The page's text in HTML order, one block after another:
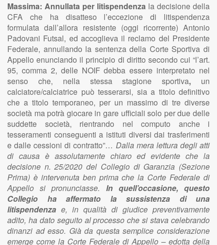
Massima: Annullata per litispendenza la decisione della
CFA che ha disatteso l’eccezione di litispendenza
formulata dall’allora resistente (oggi ricorrente) Antonio
Padovani Futsal, ed accoglieva il reclamo del Presidente
Federale, annullando la sentenza della Corte Sportiva di
Appello enunciando il principio di diritto secondo cui “l’art.
95, comma 2, delle NOIF debba essere interpretato nel
senso che, nella stessa stagione sportiva, un
calciatore/calciatrice può tesserarsi, sia a titolo definitivo
che a titolo temporaneo, per un massimo di tre diverse
società ma potrà giocare in gare ufficiali solo per due delle
suddette società, rientrando nel computo anche i
tesseramenti conseguenti a istituti diversi dai trasferimenti
e dalle cessioni di contratto”… Dalla mera lettura degli atti
di causa è assolutamente chiaro ed evidente che la
decisione n. 25/2020 del Collegio di Garanzia (Sezione
Prima) è intervenuta ben prima che la Corte Federale di
Appello si pronunciasse. In quell’occasione, questo
Collegio ha affermato la sussistenza di una
litispendenza e, in qualità di giudice preventivamente
adito, ha dato seguito al processo che si stava celebrando
dinanzi ad esso. Già da questa semplice considerazione
emerge come la Corte Federale di Appello – edotta della